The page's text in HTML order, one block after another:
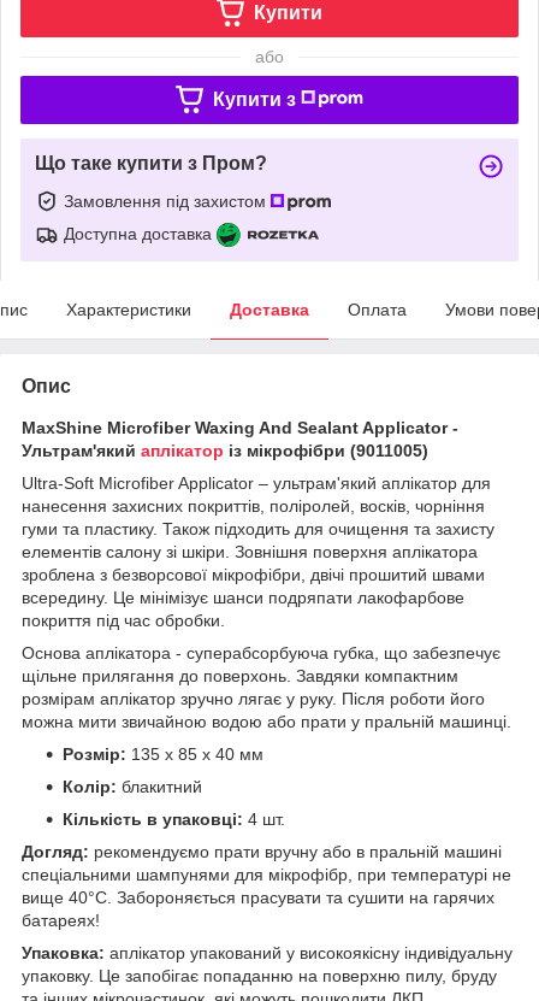
Купити
або
Купити з
Що таке купити з Пром?
Замовлення під захистом
Доступна доставка
Характеристики Доставка Оплата Умови
Опис
MaxShine Microfiber Waxing And Sealant Applicator -
Ультрам'який аплікатор із мікрофібри (9011005)
Ultra-Soft Microfiber Applicator – ультрам'який аплікатор для
нанесення захисних покриттів, поліролей, восків, чорніння
гуми та пластику. Також підходить для очищення та захисту
елементів салону зі шкіри. Зовнішня поверхня аплікатора
зроблена з безворсової мікрофібри, двічі прошитий швами
всередину. Це мінімізує шанси подряпати лакофарбове
покриття під час обробки.
Основа аплікатора - суперабсорбуюча губка, що забезпечує
щільне прилягання до поверхонь. Завдяки компактним
розмірам аплікатор зручно лягає у руку. Після роботи його
можна мити звичайною водою або прати у пральній машинці.
Розмір: 135 х 85 х 40 мм
Колір: блакитний
Кількість в упаковці: 4 шт.
Догляд: рекомендуємо прати вручну або в пральній машині
спеціальними шампунями для мікрофібр, при температурі не
вище 40°С. Забороняється прасувати та сушити на гарячих
батареях!
Упаковка: аплікатор упакований у високоякісну індивідуальну
упаковку. Це запобігає попаданню на поверхню пилу, бруду